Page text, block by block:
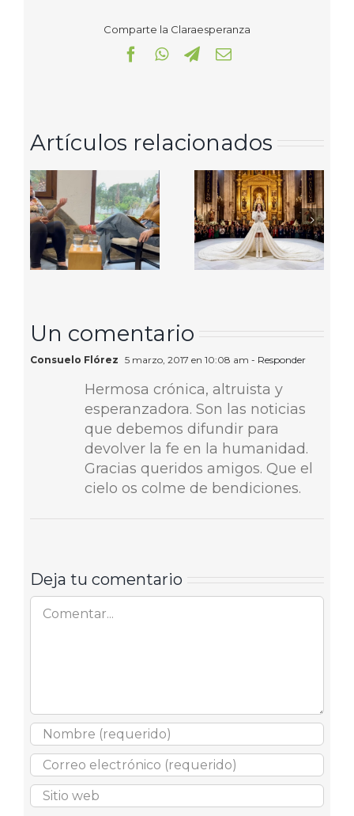
Comparte la Claraesperanza
Facebook
WhatsApp
Telegram
Correo
Artículos relacionados
Un comentario
Consuelo Flórez 5 marzo, 2017 en 10:08 am - Responder
Hermosa crónica, altruista y
esperanzadora. Son las noticias
que debemos difundir para
devolver la fe en la humanidad.
Gracias queridos amigos. Que el
cielo os colme de bendiciones.
Deja tu comentario
Comentar